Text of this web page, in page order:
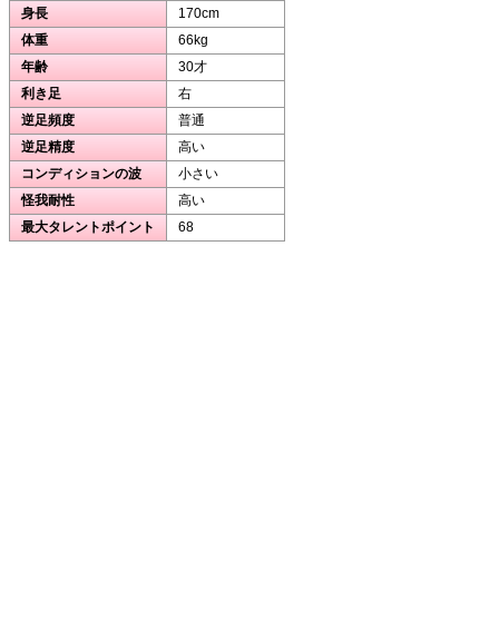
身長
170cm
体重
66kg
年齢
30才
利き足
右
逆足頻度
普通
逆足精度
高い
コンディションの波
小さい
怪我耐性
高い
最大タレントポイント
68